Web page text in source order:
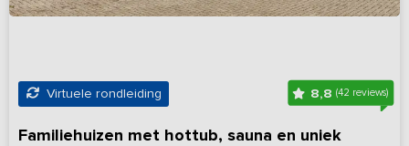
Virtuele rondleiding 8,8 (42 reviews)
Familiehuizen met hottub, sauna en uniek